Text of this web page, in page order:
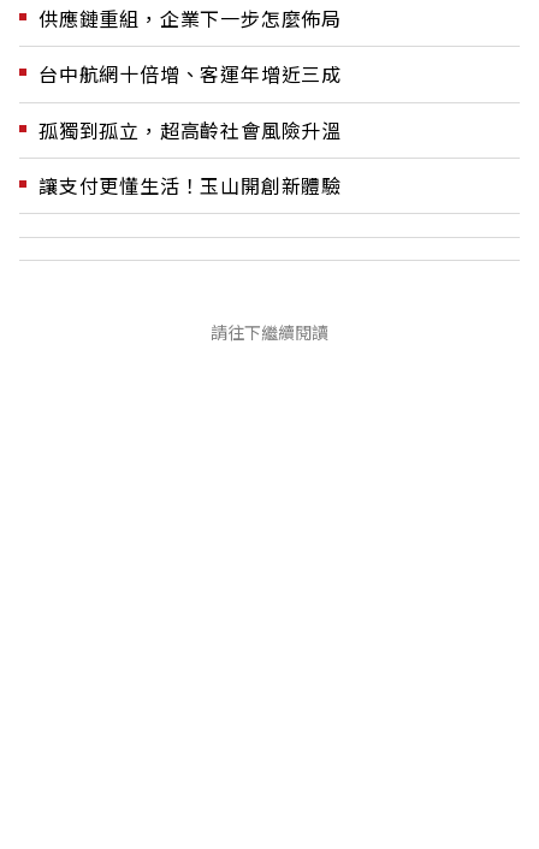
供應鏈重組，企業下一步怎麼佈局
台中航網十倍增、客運年增近三成
孤獨到孤立，超高齡社會風險升溫
讓支付更懂生活！玉山開創新體驗
請往下繼續閱讀